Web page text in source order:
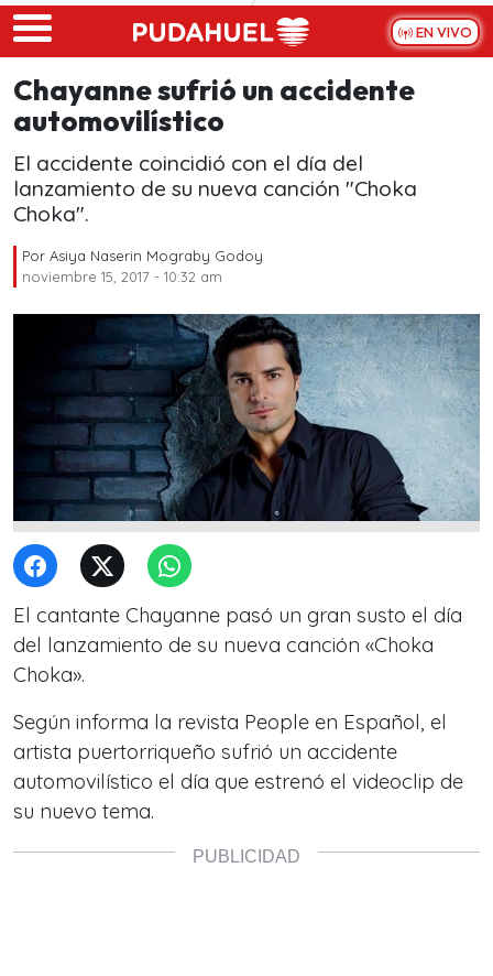
Skip to main content
EN VIVO
Chayanne sufrió un accidente
automovilístico
El accidente coincidió con el día del
lanzamiento de su nueva canción "Choka
Choka".
Por Asiya Naserin Mograby Godoy
noviembre 15, 2017 - 10:32 am
El cantante Chayanne pasó un gran susto el día
del lanzamiento de su nueva canción «Choka
Choka».
Según informa la revista People en Español, el
artista puertorriqueño sufrió un accidente
automovilístico el día que estrenó el videoclip de
su nuevo tema.